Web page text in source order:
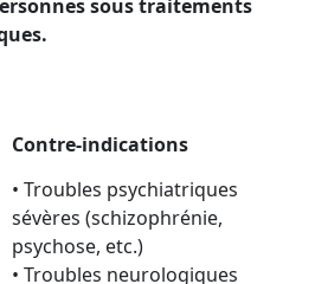
sous traitements
Contre-indications
• Troubles psychiatriques
sévères (schizophrénie,
psychose, etc.)
• Troubles neurologiques